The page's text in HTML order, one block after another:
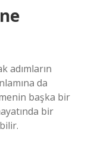
adımların
da
başka bir
bir